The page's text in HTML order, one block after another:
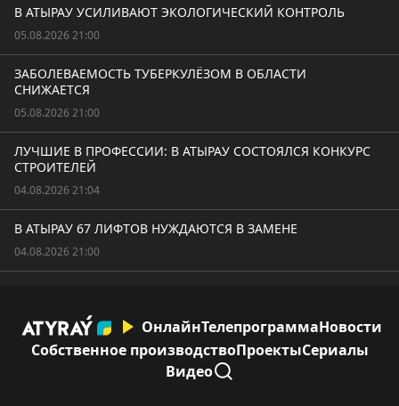
В АТЫРАУ УСИЛИВАЮТ ЭКОЛОГИЧЕСКИЙ КОНТРОЛЬ
05.08.2026 21:00
ЗАБОЛЕВАЕМОСТЬ ТУБЕРКУЛЁЗОМ В ОБЛАСТИ
СНИЖАЕТСЯ
05.08.2026 21:00
ЛУЧШИЕ В ПРОФЕССИИ: В АТЫРАУ СОСТОЯЛСЯ КОНКУРС
СТРОИТЕЛЕЙ
04.08.2026 21:04
В АТЫРАУ 67 ЛИФТОВ НУЖДАЮТСЯ В ЗАМЕНЕ
04.08.2026 21:00
ОнлайнТелепрограммаНовости
Собственное производствоПроектыСериалы
Видео